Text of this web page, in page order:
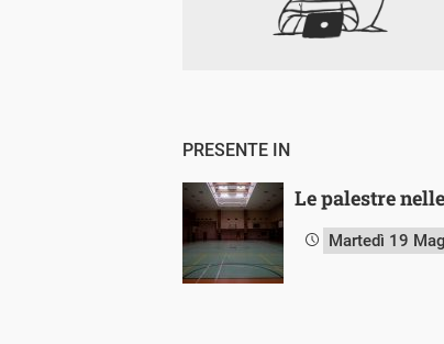
PRESENTE IN
Le palestre
Martedì 19